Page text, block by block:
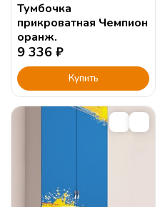
Тумбочка
прикроватная Чемпион
оранж.
9 336 ₽
Купить